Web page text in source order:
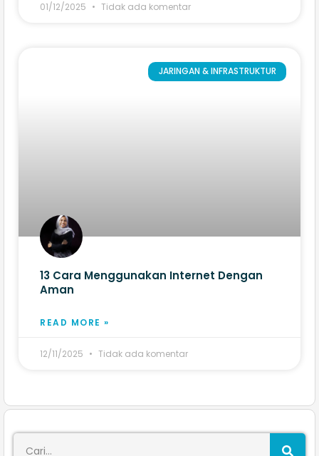
01/12/2025 Tidak ada komentar
JARINGAN & INFRASTRUKTUR
13 Cara Menggunakan Internet Dengan
Aman​
READ MORE »
12/11/2025 Tidak ada komentar